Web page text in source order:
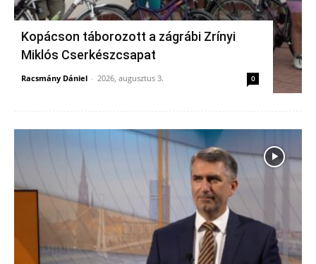
Kopácson táborozott a zágrábi Zrínyi
Miklós Cserkészcsapat
Racsmány Dániel - 2026, augusztus 3. 0